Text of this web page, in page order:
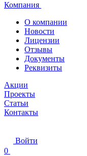
Компания
О компании
Новости
Лицензии
Отзывы
Документы
Реквизиты
Акции
Проекты
Статьи
Контакты
Войти
0